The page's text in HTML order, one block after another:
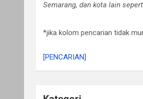
Semarang, dan kota lain
*jika kolom pencarian tidak
[PENCARIAN]